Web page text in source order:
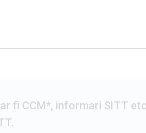
fi CCM*, informari SITT